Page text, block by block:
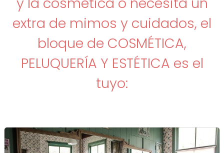
extra de mimos y cuidados, el
bloque de COSMÉTICA,
PELUQUERÍA Y ESTÉTICA es el
tuyo: